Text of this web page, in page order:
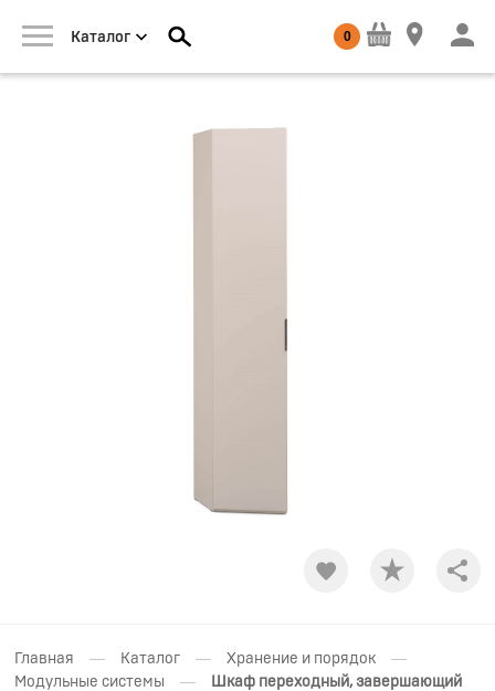
Каталог 0
Главная — Каталог — Хранение и порядок —
Модульные системы —
Шкаф переходный, завершающий